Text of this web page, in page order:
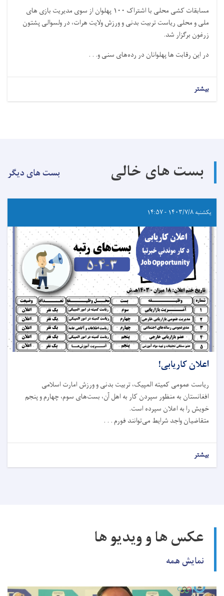
مسابقات کشی محلی با اشتراک ۱۰۰ پهلوان از سوی مدیریت بازی های
ملی و محلی ریاست تربیت بدنی و ورزش ولایت هرات، در ولسوالی پشتون
زرغون برگزار شد.
در این رقابت ها پهلوانان در رده‌های سنی و. . .
بیشتر
بست های خالی بست های دیگر
یکشنبه ۱۴۰۳/۷/۸ - ۱۴:۵۷
اعلان کاریابی!
ریاست عمومی کمیته المپیک، تربیت بدنی و ورزش امارت اسلامی
افغانستان به منظور سپردن کار به اهل آن، بست‌های سوم، چهارم و پنجم
خویش را به اعلان سپرده است.
متقاضیان واجد شرایط می‌توانند فورم . . .
بیشتر
عکس ها و ویدیو ها
نمایش همه